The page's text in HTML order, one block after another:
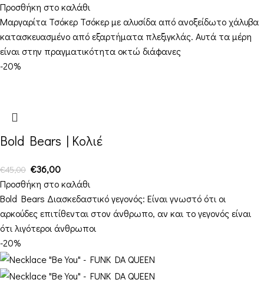
Προσθήκη στο καλάθι
Μαργαρίτα Τσόκερ Τσόκερ με αλυσίδα από ανοξείδωτο χάλυβα
κατασκευασμένο από εξαρτήματα πλεξιγκλάς. Αυτά τα μέρη
είναι στην πραγματικότητα οκτώ διάφανες
-20%
Bold Bears | Κολιέ
€45,00 €36,00
Προσθήκη στο καλάθι
Bold Bears Διασκεδαστικό γεγονός: Είναι γνωστό ότι οι
αρκούδες επιτίθενται στον άνθρωπο, αν και το γεγονός είναι
ότι λιγότεροι άνθρωποι
-20%